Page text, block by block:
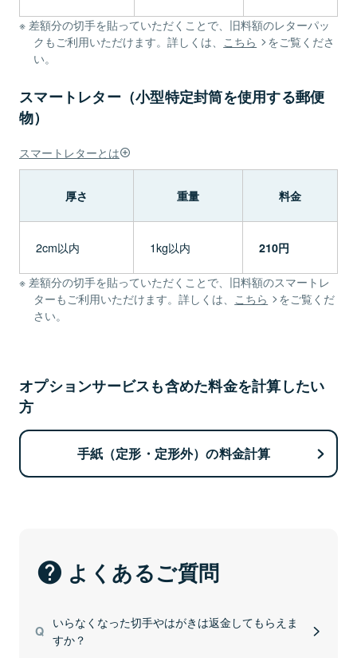
差額分の切手を貼っていただくことで、旧料額のレターパッ
クもご利用いただけます。詳しくは、 こちら
をご覧くださ
い。
スマートレター（小型特定封筒を使用する郵便
物）
スマートレターとは
厚さ 重量 料金
2cm以内 1kg以内 210円
差額分の切手を貼っていただくことで、旧料額のスマートレ
ターもご利用いただけます。詳しくは、 こちら
をご覧くだ
さい。
オプションサービスも含めた料金を計算したい
方
手紙（定形・定形外）の料金計算
よくあるご質問
いらなくなった切手やはがきは返金してもらえま
すか？